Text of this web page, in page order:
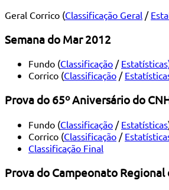
Geral Corrico (Classificação Geral /
Semana do Mar 2012
Fundo (Classificação /
Corrico (Classificação /
Prova do 65º Aniversário do
Fundo (Classificação / Estatísticas
Corrico (Classificação /
Classificação Final
Prova do Campeonato